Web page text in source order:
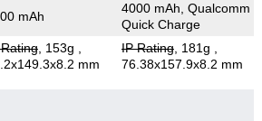
mAh
4000 mAh, Qualcomm
Quick Charge
, 153g
mm
IP Rating, 181g
76.38x157.9x8.2 mm